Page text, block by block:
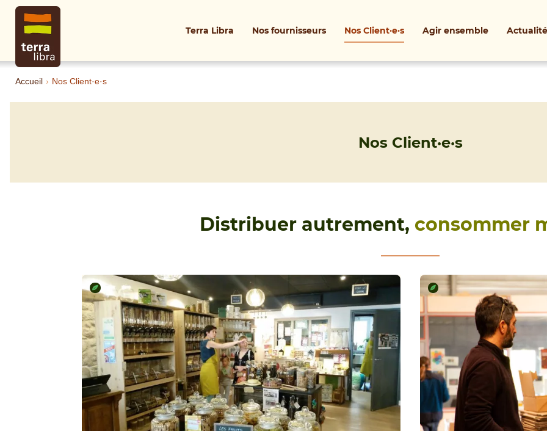
Terra Libra Nos fournisseurs Nos Client·e·s Agir ensemble
Accueil › Nos Client·e·s
Nos Client·e·s
Distribuer autrement, consommer